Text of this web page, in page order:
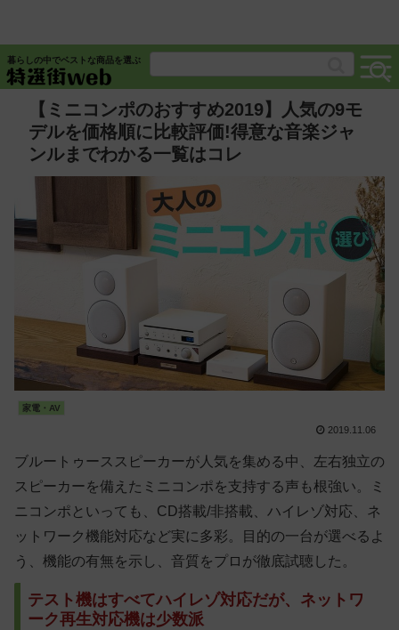
暮らしの中でベストな商品を選ぶ
【ミニコンポのおすすめ2019】人気の9モ
デルを価格順に比較評価!得意な音楽ジャ
ンルまでわかる一覧はコレ
家電・AV
2019.11.06
ブルートゥーススピーカーが人気を集める中、左右独立の
スピーカーを備えたミニコンポを支持する声も根強い。ミ
ニコンポといっても、CD搭載/非搭載、ハイレゾ対応、ネ
ットワーク機能対応など実に多彩。目的の一台が選べるよ
う、機能の有無を示し、音質をプロが徹底試聴した。
テスト機はすべてハイレゾ対応だが、ネットワ
ーク再生対応機は少数派